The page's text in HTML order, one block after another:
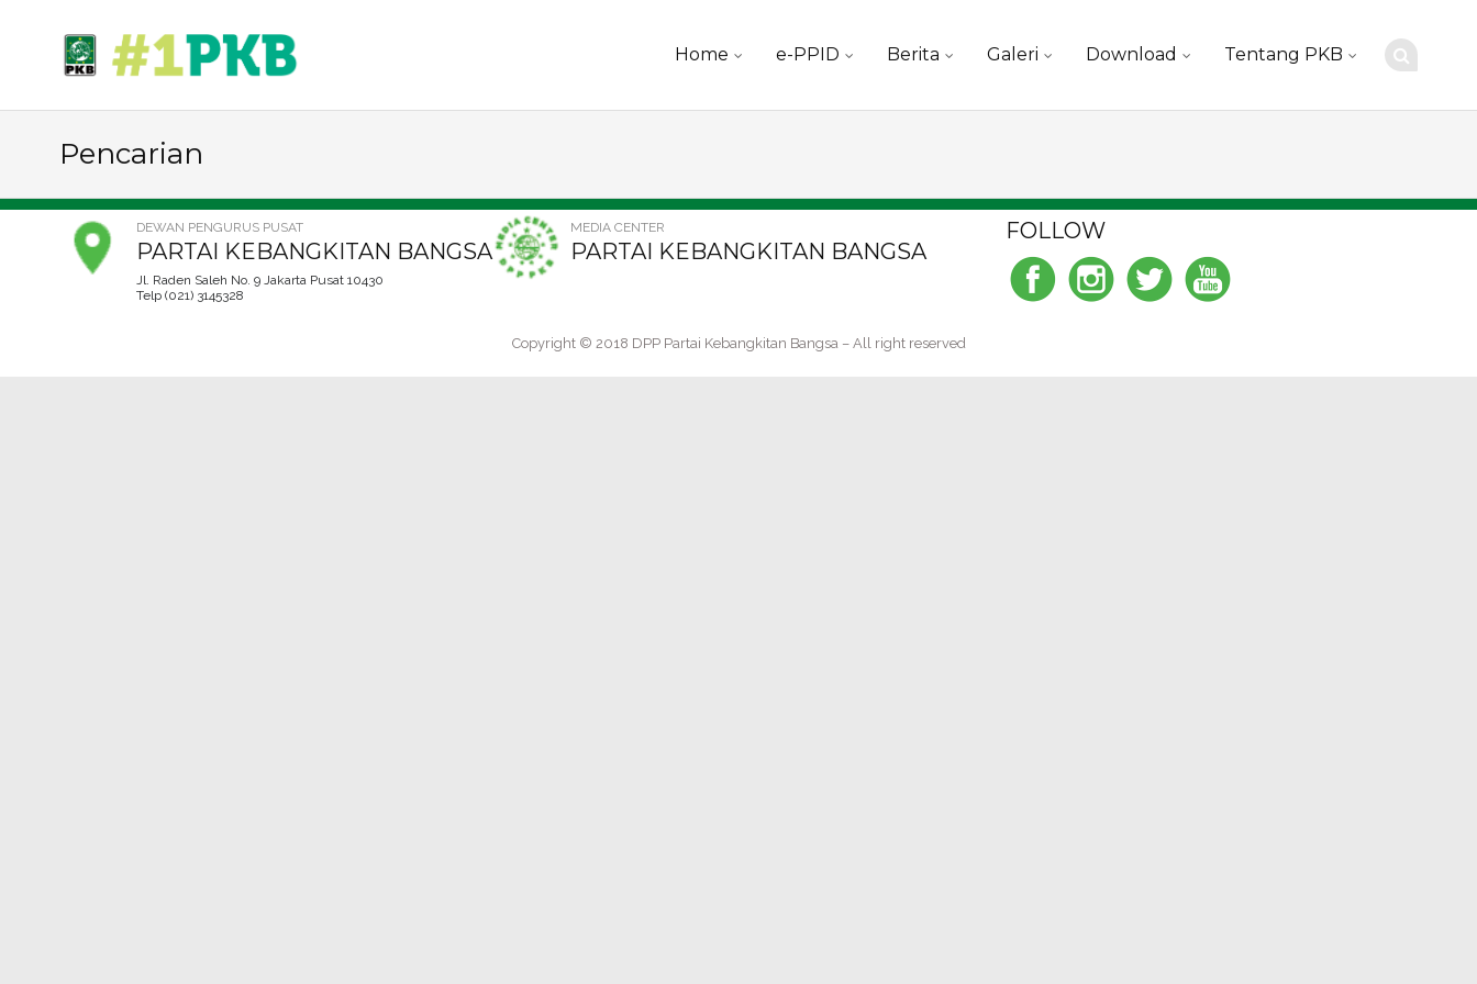
Home e-PPID Berita Galeri Download Tentang PKB
Skip
Pencarian
DEWAN PENGURUS PUSAT
PARTAI KEBANGKITAN BANGSA
Jl. Raden Saleh No. 9 Jakarta Pusat 10430
Telp (021) 3145328
MEDIA CENTER
PARTAI KEBANGKITAN BANGSA
FOLLOW
Copyright © 2018 DPP Partai Kebangkitan Bangsa – All right reserved